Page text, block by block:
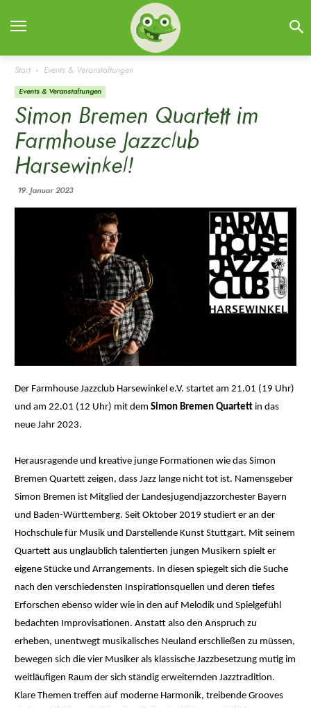
Start Events & Veranstaltungen
Events & Veranstaltungen
Simon Bremen Quartett im
Farmhouse Jazzclub
Harsewinkel!
19. Januar 2023
Der Farmhouse Jazzclub Harsewinkel e.V. startet am 21.01 (19 Uhr)
und am 22.01 (12 Uhr) mit demSimon Bremen Quartett in das
neue Jahr 2023.
Herausragende und kreative junge Formationen wie das Simon
Bremen Quartett zeigen, dass Jazz lange nicht tot ist. Namensgeber
Simon Bremen ist Mitglied der Landesjugendjazzorchester Bayern
und Baden-Württemberg. Seit Oktober 2019 studiert er an der
Hochschule für Musik und Darstellende Kunst Stuttgart. Mit seinem
Quartett aus unglaublich talentierten jungen Musikern spielt er
eigene Stücke und Arrangements. In diesen spiegelt sich die Suche
nach den verschiedensten Inspirationsquellen und deren tiefes
Erforschen ebenso wider wie in den auf Melodik und Spielgefühl
bedachten Improvisationen. Anstatt also den Anspruch zu
erheben, unentwegt musikalisches Neuland erschließen zu müssen,
bewegen sich die vier Musiker als klassische Jazzbesetzung mutig im
weitläufigen Raum der sich ständig erweiternden Jazztradition.
Klare Themen treffen auf moderne Harmonik, treibende Grooves